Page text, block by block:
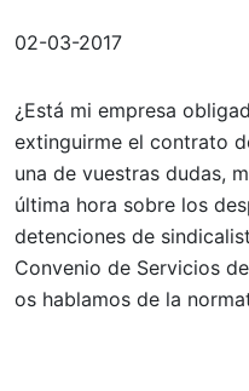
02-03-2017
¿Está mi empresa
extinguirme el contrato
una de vuestras dudas,
última hora sobre los
detenciones de
Convenio de Servicios
os hablamos de la